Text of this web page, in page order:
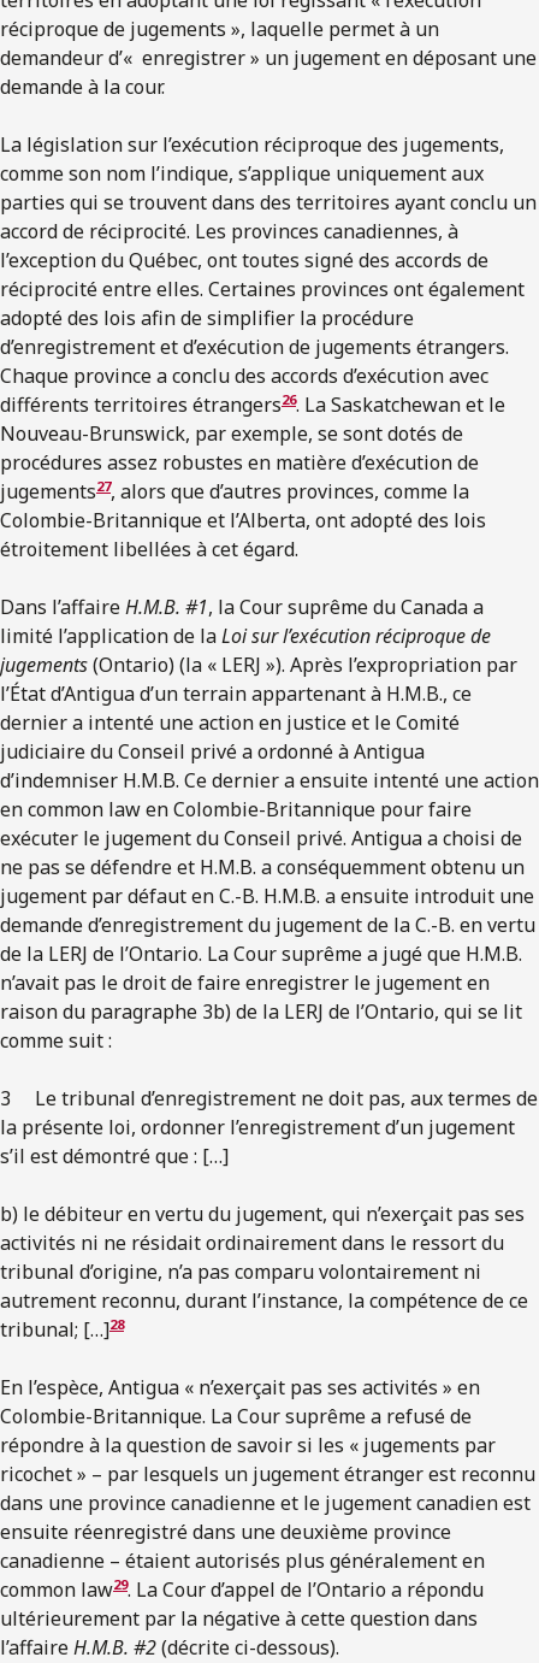
réciproque de jugements », laquelle permet à un
demandeur d’« enregistrer » un jugement en déposant une
demande à la cour.
La législation sur l’exécution réciproque des jugements,
comme son nom l’indique, s’applique uniquement aux
parties qui se trouvent dans des territoires ayant conclu un
accord de réciprocité. Les provinces canadiennes, à
l’exception du Québec, ont toutes signé des accords de
réciprocité entre elles. Certaines provinces ont également
adopté des lois afin de simplifier la procédure
d’enregistrement et d’exécution de jugements étrangers.
Chaque province a conclu des accords d’exécution avec
différents territoires étrangers26. La Saskatchewan et le
Nouveau-Brunswick, par exemple, se sont dotés de
procédures assez robustes en matière d’exécution de
jugements27, alors que d’autres provinces, comme la
Colombie-Britannique et l’Alberta, ont adopté des lois
étroitement libellées à cet égard.
Dans l’affaireH.M.B. #1, la Cour suprême du Canada a
limité l’application de laLoi sur l’exécution réciproque de
jugements(Ontario) (la « LERJ »). Après l’expropriation par
l’État d’Antigua d’un terrain appartenant à H.M.B., ce
dernier a intenté une action en justice et le Comité
judiciaire du Conseil privé a ordonné à Antigua
d’indemniser H.M.B. Ce dernier a ensuite intenté une action
en common law en Colombie-Britannique pour faire
exécuter le jugement du Conseil privé. Antigua a choisi de
ne pas se défendre et H.M.B. a conséquemment obtenu un
jugement par défaut en C.-B. H.M.B. a ensuite introduit une
demande d’enregistrement du jugement de la C.-B. en vertu
de la LERJ de l’Ontario. La Cour suprême a jugé que H.M.B.
n’avait pas le droit de faire enregistrer le jugement en
raison du paragraphe 3b) de la LERJ de l’Ontario, qui se lit
comme suit :
3 Le tribunal d’enregistrement ne doit pas, aux termes de
la présente loi, ordonner l’enregistrement d’un jugement
s’il est démontré que : […]
b) le débiteur en vertu du jugement, qui n’exerçait pas ses
activités ni ne résidait ordinairement dans le ressort du
tribunal d’origine, n’a pas comparu volontairement ni
autrement reconnu, durant l’instance, la compétence de ce
tribunal; […]28
En l’espèce, Antigua « n’exerçait pas ses activités » en
Colombie-Britannique. La Cour suprême a refusé de
répondre à la question de savoir si les « jugements par
ricochet » – par lesquels un jugement étranger est reconnu
dans une province canadienne et le jugement canadien est
ensuite réenregistré dans une deuxième province
canadienne – étaient autorisés plus généralement en
common law29. La Cour d’appel de l’Ontario a répondu
ultérieurement par la négative à cette question dans
l’affaireH.M.B. #2(décrite ci-dessous).